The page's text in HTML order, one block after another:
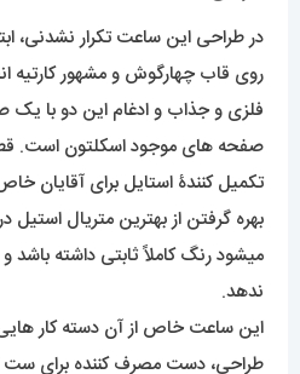
در طراحی این ساعت تکرار نشدنی،
روی قاب چهارگوش و مشهور کارتیه
فلزی و جذاب و ادغام این دو با یک
صفحه های موجود اسکلتون است.
تکمیل کنندۀ استایل برای آقایان
بهره گرفتن از بهترین متریال استیل
میشود رنگ کاملاً ثابتی داشته باشد
ندهد.
این ساعت خاص از آن دسته کار هایی
طراحی، دست مصرف کننده برای ست